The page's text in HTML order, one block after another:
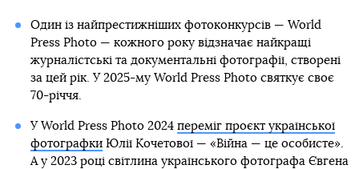
Один із найпрестижніших фотоконкурсів — World
Press Photo — кожного року відзначає найкращі
журналістські та документальні фотографії, створені
за цей рік. У 2025-му World Press Photo святкує своє
70-річчя.
У World Press Photo 2024 переміг проєкт української
фотографкиЮлії Кочетової — «Війна — це особисте».
А у 2023 році світлина українського фотографа Євгена